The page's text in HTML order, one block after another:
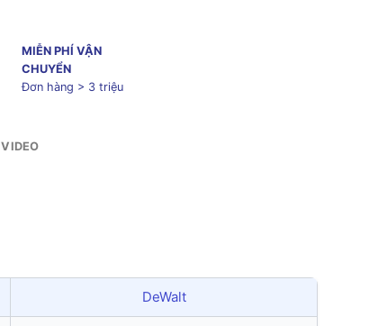
MIỄN PHÍ VẬN
CHUYỂN
Đơn hàng > 3 triệu
VIDEO
DeWalt